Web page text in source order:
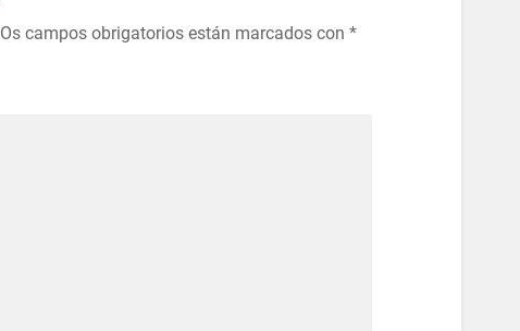
Os campos obrigatorios están marcados con *